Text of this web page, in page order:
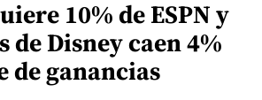
10% de ESPN y
de Disney caen 4%
de ganancias